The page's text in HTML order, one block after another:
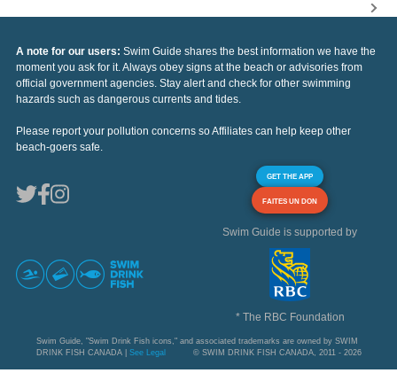
A note for our users: Swim Guide shares the best information we have the
moment you ask for it. Always obey signs at the beach or advisories from
official government agencies. Stay alert and check for other swimming
hazards such as dangerous currents and tides.
Please report your pollution concerns so Affiliates can help keep other
beach-goers safe.
GET THE APP
FAITES UN DON
Swim Guide is supported by
* The RBC Foundation
Swim Guide, "Swim Drink Fish icons," and associated trademarks are owned by SWIM
DRINK FISH CANADA | See Legal © SWIM DRINK FISH CANADA, 2011 - 2026